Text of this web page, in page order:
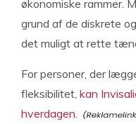
økonomiske rammer.
grund af de diskrete
det muligt at rette
For personer, der
fleksibilitet, kan
hverdagen.